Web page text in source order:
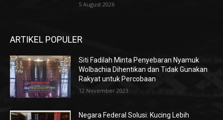
5 August 2026
ARTIKEL POPULER
Siti Fadilah Minta Penyebaran Nyamuk
Wolbachia Dihentikan dan Tidak Gunakan
Rakyat untuk Percobaan
12 November 2023
Negara Federal Solusi: Kucing Lebih